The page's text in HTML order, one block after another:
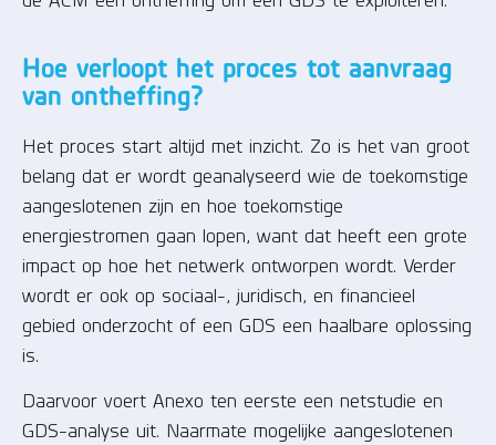
Hoe verloopt het proces tot aanvraag
van ontheffing?
Het proces start altijd met inzicht. Zo is het van groot
belang dat er wordt geanalyseerd wie de toekomstige
aangeslotenen zijn en hoe toekomstige
energiestromen gaan lopen, want dat heeft een grote
impact op hoe het netwerk ontworpen wordt. Verder
wordt er ook op sociaal-, juridisch, en financieel
gebied onderzocht of een GDS een haalbare oplossing
is.
Daarvoor voert Anexo ten eerste een netstudie en
GDS-analyse uit. Naarmate mogelijke aangeslotenen